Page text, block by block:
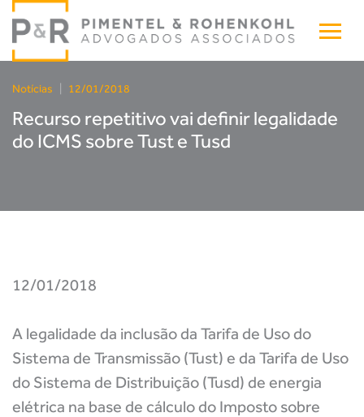
Notícias 12/01/2018
Recurso repetitivo vai definir legalidade
do ICMS sobre Tust e Tusd
12/01/2018
A legalidade da inclusão da Tarifa de Uso do
Sistema de Transmissão (Tust) e da Tarifa de Uso
do Sistema de Distribuição (Tusd) de energia
elétrica na base de cálculo do Imposto sobre